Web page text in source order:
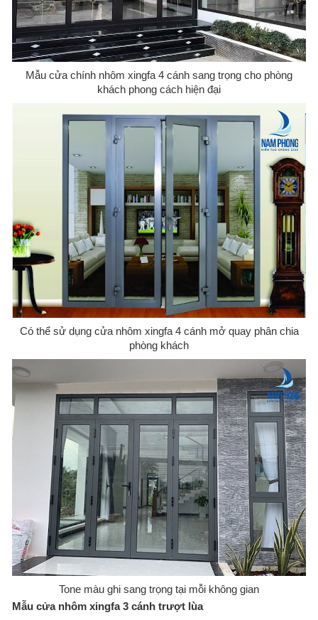
Mẫu cửa chính nhôm xingfa 4 cánh sang trọng cho phòng
khách phong cách hiện đại
Có thể sử dụng cửa nhôm xingfa 4 cánh mở quay phân chia
phòng khách
Tone màu ghi sang trọng tại mỗi không gian
Mẫu cửa nhôm xingfa 3 cánh trượt lùa